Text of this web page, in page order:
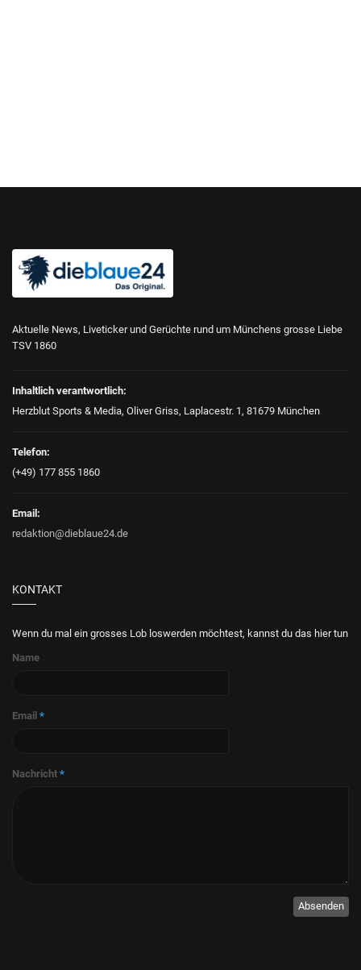
Aktuelle News, Liveticker und Gerüchte rund um Münchens grosse Liebe
TSV 1860
Inhaltlich verantwortlich:
Herzblut Sports & Media, Oliver Griss, Laplacestr. 1, 81679 München
Telefon:
(+49) 177 855 1860
Email:
redaktion@dieblaue24.de
KONTAKT
Wenn du mal ein grosses Lob loswerden möchtest, kannst du das hier tun
Name
Email *
Nachricht *
Absenden